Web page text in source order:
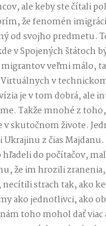
ale keby ste čítali
že fenomén
od svojho predmetu.
v Spojených štátoch
veľmi málo,
v
je v tom dobrá, ale
Takže mnohé z toho,
skutočnom živote.
z čias
do počítačov,
že im hrozili
strach tak, ako
ako jednotlivci, ako
toho mohol dať